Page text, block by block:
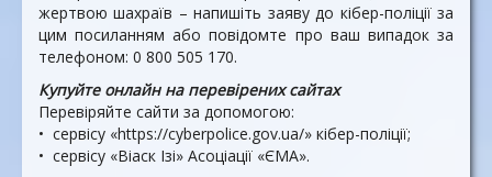
жертвою шах­раїв – напишіть заяву до кібер-поліції за
цим посиланням або повідомте про ваш випадок за
телефоном: 0 800 505 170.
Купуйте онлайн на перевіре­них сайтах
Перевіряйте сайти за допо­могою:
• сервісу «https://cyberpolice.gov.ua/» кібер-поліції;
• сервісу «Віаск Ізі» Асоціації «ЄМА».